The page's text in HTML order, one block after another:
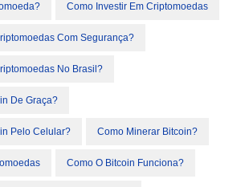
Como Investir Em Criptomoedas
Com Segurança?
No Brasil?
De Graça?
Pelo Celular? Como Minerar Bitcoin?
Como O Bitcoin Funciona?